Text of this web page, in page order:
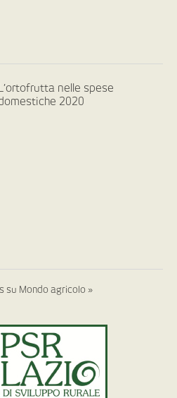
nelle spese
2020
su Mondo agricolo »